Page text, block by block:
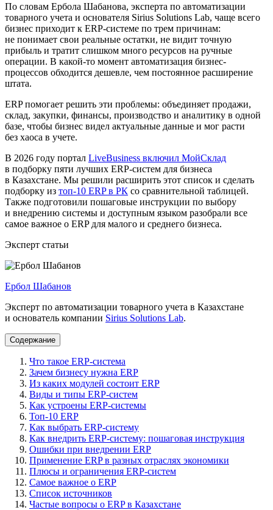
По словам Ербола Шабанова, эксперта по автоматизации
товарного учета и основателя Sirius Solutions Lab, чаще всего
бизнес приходит к ERP-системе по трем причинам:
не понимает свои реальные остатки, не видит точную
прибыль и тратит слишком много ресурсов на ручные
операции. В какой-то момент автоматизация бизнес-
процессов обходится дешевле, чем постоянное расширение
штата.
ERP помогает решить эти проблемы: объединяет продажи,
склад, закупки, финансы, производство и аналитику в одной
базе, чтобы бизнес видел актуальные данные и мог расти
без хаоса в учете.
В 2026 году портал LiveBusiness включил МойСклад
в подборку пяти лучших ERP-систем для бизнеса
в Казахстане. Мы решили расширить этот список и сделать
подборку из топ-10 ERP в РК со сравнительной таблицей.
Также подготовили пошаговые инструкции по выбору
и внедрению системы и доступным языком разобрали все
самое важное о ERP для малого и среднего бизнеса.
Эксперт статьи
Ербол Шабанов
Эксперт по автоматизации товарного учета в Казахстане
и основатель компании Sirius Solutions Lab.
Содержание
Что такое ERP‑система
Зачем бизнесу нужна ERP
Из каких модулей состоит ERP
Виды и типы ERP-систем
Как устроены ERP-системы
Топ-10 ERP
Как выбрать ERP-систему
Как внедрить ERP-систему: пошаговая инструкция
Ошибки при внедрении ERP
Применение ERP в разных отраслях экономики
Плюсы и ограничения ERP-систем
Самое важное о ERP
Список источников
Частые вопросы о ERP в Казахстане